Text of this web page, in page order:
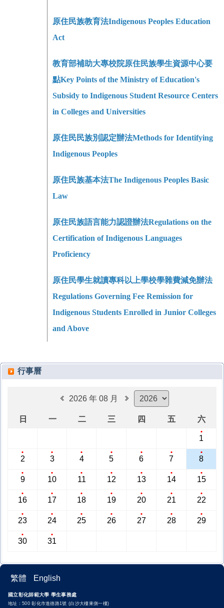
原住民族教育法Indigenous Peoples Education
Act
教育部補助大專校院原住民族學生資源中心要
點Key Points of the Ministry of Education's
Subsidy to Indigenous Student Resource Centers
in Colleges and Universities
原住民民族別認定辦法Methods for Identifying
Indigenous Peoples
原住民族基本法The Indigenous Peoples Basic
Law
原住民族語言能力認證辦法Regulations on the
Certification of Indigenous Languages
Proficiency
原住民學生就讀專科以上學校學雜費減免辦法
Regulations Governing Fee Remission for
Indigenous Students Enrolled in Junior Colleges
and Above
行事曆
2026 年 08 月
日 一 二 三 四 五 六
1
2 3 4 5 6 7 8
9 10 11 12 13 14 15
16 17 18 19 20 21 22
23 24 25 26 27 28 29
30 31
繁體 English
國立彰化師範大學 學生事務處
地址：500 彰化市進德路1號 (白沙大樓東側一樓)